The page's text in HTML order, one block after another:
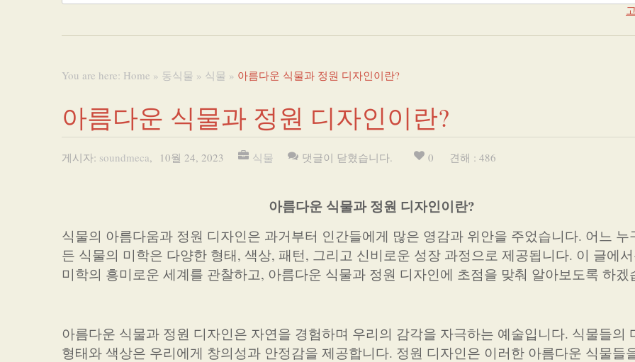
You are here: Home » 동식물 » 식물 » 아름다운 식물과 정원 디자인이란?
아름다운 식물과 정원 디자인이란?
게시자: soundmeca, 10월 24, 2023 식물 댓글이 닫혔습니다. 0 견해 : 486
아름다운 식물과 정원 디자인이란?
식물의 아름다움과 정원 디자인은 과거부터 인간들에게 많은 영감과 위안을 주었습니다. 어느 누
든 식물의 미학은 다양한 형태, 색상, 패턴, 그리고 신비로운 성장 과정으로 제공됩니다. 이 글에
미학의 흥미로운 세계를 관찰하고, 아름다운 식물과 정원 디자인에 초점을 맞춰 알아보도록 하겠
아름다운 식물과 정원 디자인은 자연을 경험하며 우리의 감각을 자극하는 예술입니다. 식물들의
형태와 색상은 우리에게 창의성과 안정감을 제공합니다. 정원 디자인은 이러한 아름다운 식물들